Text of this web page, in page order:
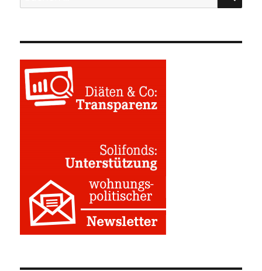
nach: